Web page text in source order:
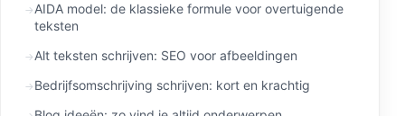
AIDA model: de klassieke formule voor overtuigende
teksten
Alt teksten schrijven: SEO voor afbeeldingen
Bedrijfsomschrijving schrijven: kort en krachtig